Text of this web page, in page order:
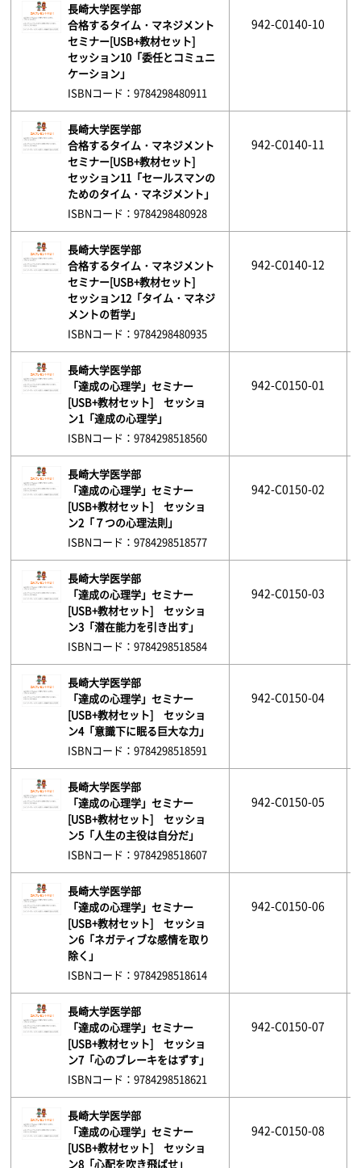
長崎大学医学部
合格するタイム・マネジメント
セミナー[USB+教材セット]
セッション10「委任とコミュニ
ケーション」
ISBNコード：9784298480911
942-C0140-10
長崎大学医学部
合格するタイム・マネジメント
セミナー[USB+教材セット]
セッション11「セールスマンの
ためのタイム・マネジメント」
ISBNコード：9784298480928
942-C0140-11
長崎大学医学部
合格するタイム・マネジメント
セミナー[USB+教材セット]
セッション12「タイム・マネジ
メントの哲学」
ISBNコード：9784298480935
942-C0140-12
長崎大学医学部
「達成の心理学」セミナー
[USB+教材セット] セッショ
ン1「達成の心理学」
ISBNコード：9784298518560
942-C0150-01
長崎大学医学部
「達成の心理学」セミナー
[USB+教材セット] セッショ
ン2「７つの心理法則」
ISBNコード：9784298518577
942-C0150-02
長崎大学医学部
「達成の心理学」セミナー
[USB+教材セット] セッショ
ン3「潜在能力を引き出す」
ISBNコード：9784298518584
942-C0150-03
長崎大学医学部
「達成の心理学」セミナー
[USB+教材セット] セッショ
ン4「意識下に眠る巨大な力」
ISBNコード：9784298518591
942-C0150-04
長崎大学医学部
「達成の心理学」セミナー
[USB+教材セット] セッショ
ン5「人生の主役は自分だ」
ISBNコード：9784298518607
942-C0150-05
長崎大学医学部
「達成の心理学」セミナー
[USB+教材セット] セッショ
ン6「ネガティブな感情を取り
除く」
ISBNコード：9784298518614
942-C0150-06
長崎大学医学部
「達成の心理学」セミナー
[USB+教材セット] セッショ
ン7「心のブレーキをはずす」
ISBNコード：9784298518621
942-C0150-07
長崎大学医学部
「達成の心理学」セミナー
[USB+教材セット] セッショ
ン8「心配を吹き飛ばせ」
942-C0150-08